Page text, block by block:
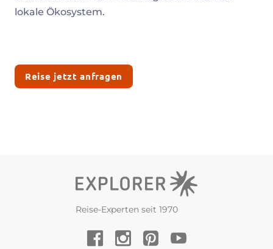
lokale Ökosystem.
Reise jetzt anfragen
Reise-Experten seit 1970